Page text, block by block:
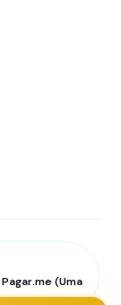
Pagar.me (Uma